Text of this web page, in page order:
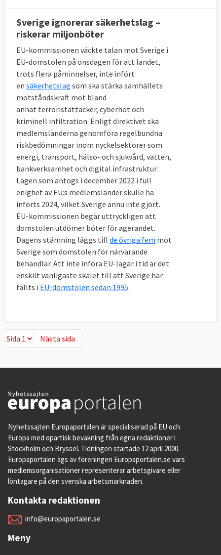
Sverige ignorerar säkerhetslag –
riskerar miljonböter
EU-kommissionen väckte talan mot Sverige i
EU-domstolen på onsdagen för att landet,
trots flera påminnelser, inte infört
en säkerhetslag som ska stärka samhällets
motståndskraft mot bland
annat terroristattacker, cyberhot och
kriminell infiltration. Enligt direktivet ska
medlemsländerna genomföra regelbundna
riskbedömningar inom nyckelsektorer som
energi, transport, hälso- och sjukvård, vatten,
bankverksamhet och digital infrastruktur.
Lagen som antogs i december 2022 i full
enighet av EU:s medlemsländer skulle ha
införts 2024, vilket Sverige ännu inte gjort.
EU-kommissionen begär uttryckligen att
domstolen utdömer böter för agerandet.
Dagens stämning läggs till de övriga fem mot
Sverige som domstolen för närvarande
behandlar. Att inte införa EU-lagar i tid är det
enskilt vanligaste skälet till att Sverige har
fällts i EU-domstolen sedan 1995.
Nästa sida
Nästa sida
Nyhetssajten Europaportalen är specialiserad på EU och
Europa med opartisk bevakning från egna redaktioner i
Stockholm och Bryssel. Tidningen startade 12 april 2000.
Europaportalen ägs av föreningen Europaportalen.se vars
medlemsorganisationer representerar arbetsgivare eller
löntagare på den svenska arbetsmarknaden.
Kontakta redaktionen
info@europaportalen.se
Meny